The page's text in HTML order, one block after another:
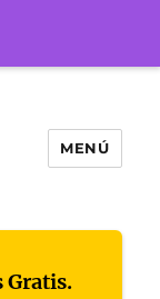
MENÚ
Gratis.